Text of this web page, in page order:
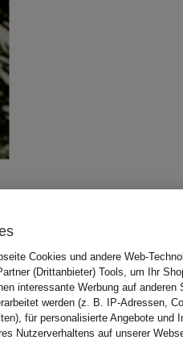
Cookies und andere Web-
(Drittanbieter) Tools, um Ihr
interessante Werbung auf anderen
werden (z. B. IP-Adressen,
für personalisierte Angebote und
Nutzerverhaltens auf unserer